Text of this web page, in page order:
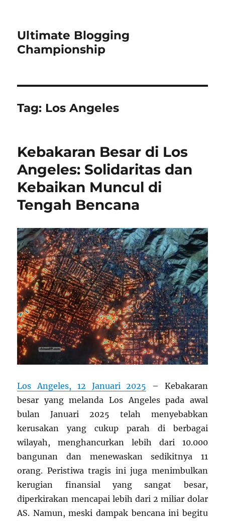
Ultimate Blogging
Championship
Tag: Los Angeles
Kebakaran Besar di Los
Angeles: Solidaritas dan
Kebaikan Muncul di
Tengah Bencana
Los Angeles, 12 Januari 2025 – Kebakaran
besar yang melanda Los Angeles pada awal
bulan Januari 2025 telah menyebabkan
kerusakan yang cukup parah di berbagai
wilayah, menghancurkan lebih dari 10.000
bangunan dan menewaskan sedikitnya 11
orang. Peristiwa tragis ini juga menimbulkan
kerugian finansial yang sangat besar,
diperkirakan mencapai lebih dari 2 miliar dolar
AS. Namun, meski dampak bencana ini begitu